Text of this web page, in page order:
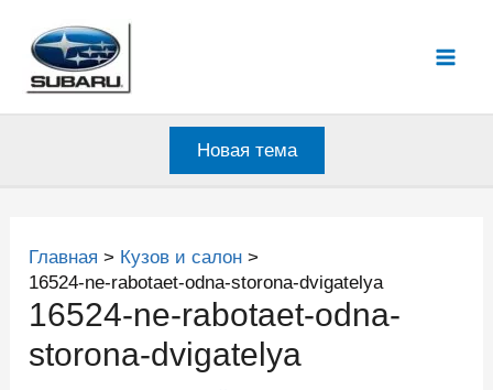
содержимому
Новая тема
Главная
Кузов и салон
16524-ne-rabotaet-odna-storona-dvigatelya
16524-ne-rabotaet-odna-
storona-dvigatelya